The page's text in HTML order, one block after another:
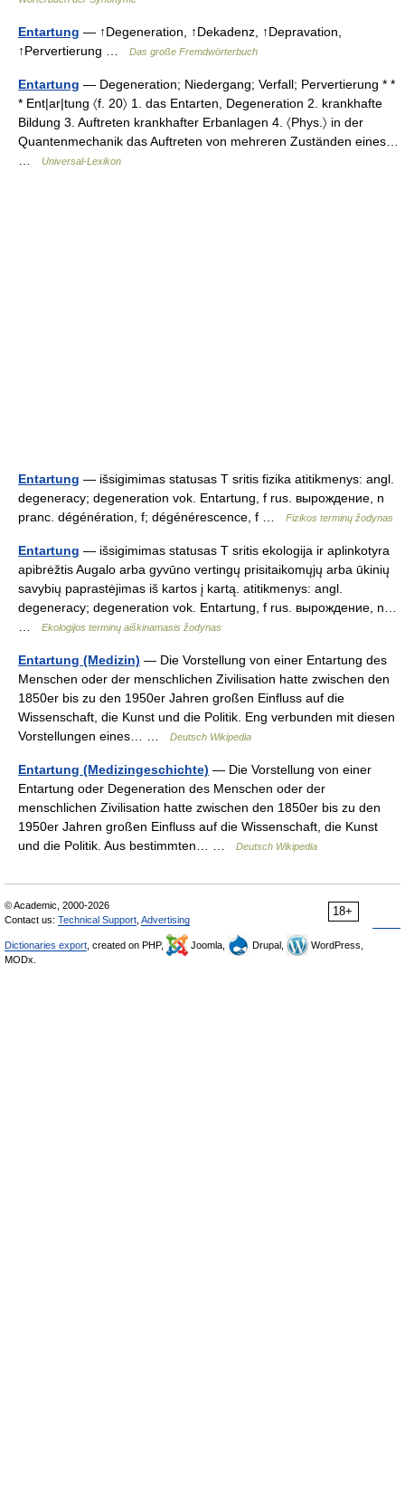
Entartung — ↑Degeneration, ↑Dekadenz, ↑Depravation,
↑Pervertierung …
Das große Fremdwörterbuch
Entartung — Degeneration; Niedergang; Verfall; Pervertierung * *
* Ent|ar|tung 〈f. 20〉 1. das Entarten, Degeneration 2. krankhafte
Bildung 3. Auftreten krankhafter Erbanlagen 4. 〈Phys.〉 in der
Quantenmechanik das Auftreten von mehreren Zuständen eines…
Universal-Lexikon
Entartung — išsigimimas statusas T sritis fizika atitikmenys: angl.
degeneracy; degeneration vok. Entartung, f rus. вырождение, n
pranc. dégénération, f; dégénérescence, f …
Fizikos terminų žodynas
Entartung — išsigimimas statusas T sritis ekologija ir aplinkotyra
apibrėžtis Augalo arba gyvūno vertingų prisitaikomųjų arba ūkinių
savybių paprastėjimas iš kartos į kartą. atitikmenys: angl.
degeneracy; degeneration vok. Entartung, f rus. вырождение, n…
Ekologijos terminų aiškinamasis žodynas
Entartung (Medizin) — Die Vorstellung von einer Entartung des
Menschen oder der menschlichen Zivilisation hatte zwischen den
1850er bis zu den 1950er Jahren großen Einfluss auf die
Wissenschaft, die Kunst und die Politik. Eng verbunden mit diesen
Vorstellungen eines… …
Deutsch Wikipedia
Entartung (Medizingeschichte) — Die Vorstellung von einer
Entartung oder Degeneration des Menschen oder der
menschlichen Zivilisation hatte zwischen den 1850er bis zu den
1950er Jahren großen Einfluss auf die Wissenschaft, die Kunst
und die Politik. Aus bestimmten… …
Deutsch Wikipedia
18+
© Academic, 2000-2026
Contact us: Technical Support Advertising
Dictionaries export , created on PHP, Joomla, Drupal,
WordPress,
MODx.